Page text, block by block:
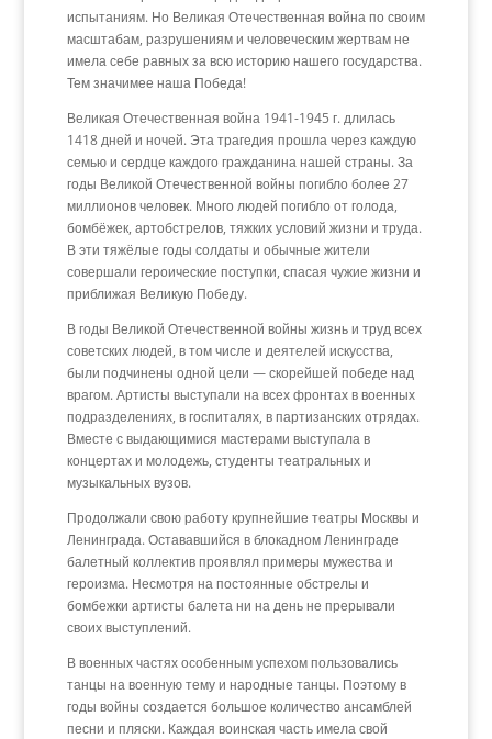
испытаниям. Но Великая Отечественная война по своим
масштабам, разрушениям и человеческим жертвам не
имела себе равных за всю историю нашего государства.
Тем значимее наша Победа!
Великая Отечественная война 1941-1945 г. длилась
1418 дней и ночей. Эта трагедия прошла через каждую
семью и сердце каждого гражданина нашей страны. За
годы Великой Отечественной войны погибло более 27
миллионов человек. Много людей погибло от голода,
бомбёжек, артобстрелов, тяжких условий жизни и труда.
В эти тяжёлые годы солдаты и обычные жители
совершали героические поступки, спасая чужие жизни и
приближая Великую Победу.
В годы Великой Отечественной войны жизнь и труд всех
советских людей, в том числе и деятелей искусства,
были подчинены одной цели — скорейшей победе над
врагом. Артисты выступали на всех фронтах в военных
подразделениях, в госпиталях, в партизанских отрядах.
Вместе с выдающимися мастерами выступала в
концертах и молодежь, студенты театральных и
музыкальных вузов.
Продолжали свою работу крупнейшие театры Москвы и
Ленинграда. Остававшийся в блокадном Ленинграде
балетный коллектив проявлял примеры мужества и
героизма. Несмотря на постоянные обстрелы и
бомбежки артисты балета ни на день не прерывали
своих выступлений.
В военных частях особенным успехом пользовались
танцы на военную тему и народные танцы. Поэтому в
годы войны создается большое количество ансамблей
песни и пляски. Каждая воинская часть имела свой